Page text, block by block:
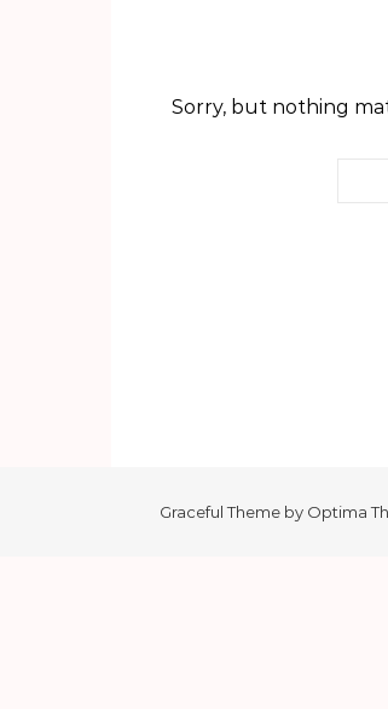
Sorry, but nothing
Graceful Theme by Optima